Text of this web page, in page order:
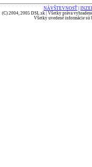
NÁVŠTEVNOSŤ
(C) 2004, 2005 DSL.sk | Všetky práva
Všetky uvedené informácie sú